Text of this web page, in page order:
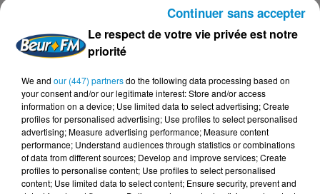
93400 SAINT-OUEN
Tél. : 01 40 12 43 25
Mob : 06 62 58 59 64
mourad.serhane4@gmail.com
Le respect de votre vie privée est notre
priorité
We and our (447) partnersdo the following data processing based on
your consent and/or our legitimate interest: Store and/or access
information on a device; Use limited data to select advertising; Create
profiles for personalised advertising; Use profiles to select personalised
advertising; Measure advertising performance; Measure content
performance; Understand audiences through statistics or combinations
of data from different sources; Develop and improve services; Create
profiles to personalise content; Use profiles to select personalised
content; Use limited data to select content; Ensure security, prevent and
Continuer sans accepter